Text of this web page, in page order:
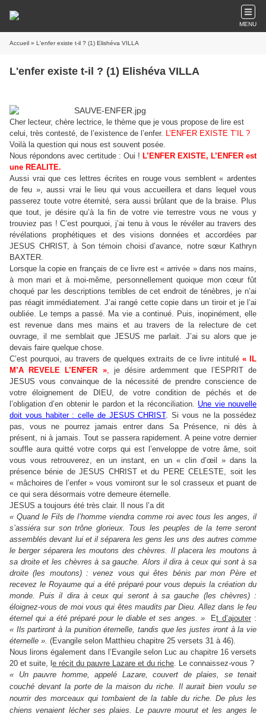
MENU
Accueil » L'enfer existe t-il ? (1) Elishéva VILLA
L'enfer existe t-il ? (1) Elishéva VILLA
Cher lecteur, chère lectrice, le thème que je vous propose de lire est
celui, très contesté, de l’existence de l’enfer. L’ENFER EXISTE T’IL ?
Voilà la question qui nous est souvent posée.
Nous répondons avec certitude : Oui ! L’ENFER EXISTE, L’ENFER est
une REALITE.
Aussi vrai que ces lettres écrites en rouge vous semblent « ardentes
de feu », aussi vrai le lieu qui vous accueillera et dans lequel vous
passerez toute votre éternité, sera aussi brûlant que de la braise. Plus
que tout, je désire qu’à la fin de votre vie terrestre vous ne vous y
trouviez pas ! C’est pourquoi, j’ai tenu à vous le révéler au travers des
révélations prophétiques et des visions données et accordées par
JESUS CHRIST, à Son témoin choisi d’avance, notre sœur Kathryn
BAXTER.
Lorsque la copie en français de ce livre est « arrivée » dans nos mains,
à mon mari et à moi-même, personnellement quoique mon cœur fût
choqué par les descriptions terribles de cet endroit de ténèbres, je n’ai
pas réagit immédiatement. J’ai rangé cette copie dans un tiroir et je l’ai
oubliée. Le temps a passé. Ma vie a continué. Puis, inopinément, elle
est revenue dans mes mains et au travers de la relecture de cet
ouvrage, il me semblait que JESUS me parlait. J’ai su alors que je
devais faire quelque chose.
C’est pourquoi, au travers de quelques extraits de ce livre intitulé « IL
M’A REVELE L’ENFER », je désire ardemment que l’ESPRIT de
JESUS vous convainque de la nécessité de prendre conscience de
votre éloignement de DIEU, de votre condition de péchés et de
l’obligation d’en obtenir le pardon et la réconciliation. Une vie nouvelle
doit vous habiter : celle de JESUS CHRIST. Si vous ne la possédez
pas, vous ne pourrez jamais entrer dans Sa Présence, ni dès à
présent, ni à jamais. Tout se passera rapidement. A peine votre dernier
souffle aura quitté votre corps qui est l’enveloppe de votre âme, soit
vous vous retrouverez, en un instant, en un « clin d’œil » dans la
présence bénie de JESUS CHRIST et du PERE CELESTE, soit les
« mâchoires de l’enfer » vous vomiront sur le sol crasseux et puant de
ce qui sera désormais votre demeure éternelle.
JESUS a toujours été très clair. Il nous l’a dit
« Quand le Fils de l’homme viendra comme roi avec tous les anges, il
s’assiéra sur son trône glorieux. Tous les peuples de la terre seront
assemblés devant lui et il séparera les gens les uns des autres comme
le berger séparera les moutons des chèvres. Il placera les moutons à
sa droite et les chèvres à sa gauche. Alors il dira à ceux qui sont à sa
droite (les moutons) : venez vous qui êtes bénis par mon Père et
recevez le Royaume qui a été préparé pour vous depuis la création du
monde. Puis il dira à ceux qui seront à sa gauche (les chèvres) :
éloignez-vous de moi vous qui êtes maudits par Dieu. Allez dans le feu
éternel qui a été préparé pour le diable et ses anges. »Et d’ajouter:
« Ils partiront à la punition éternelle, tandis que les justes iront à la vie
éternelle ». (Evangile selon Matthieu chapitre 25 versets 31 à 46).
Nous lirons également dans l’Evangile selon Luc au chapitre 16 versets
20 et suite, l e récit du pauvre Lazare et du riche. Le connaissez-vous ?
« Un pauvre homme, appelé Lazare, couvert de plaies, se tenait
couché devant la porte de la maison du riche. Il aurait bien voulu se
nourrir des morceaux qui tombaient de la table du riche. De plus les
chiens venaient lécher ses plaies. Le pauvre mourut et les anges le